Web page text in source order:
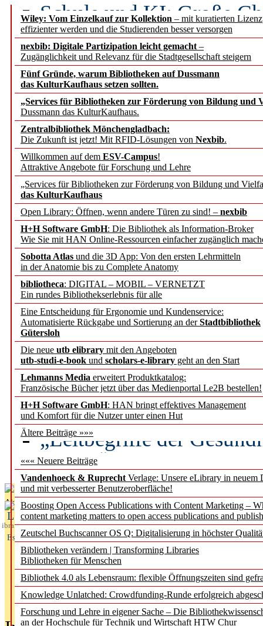
Wiley: Vom Einzelkauf zur Kollektion – mit kuratierten
effizienter werden und die Studierenden besser versorgen
nexbib: Digitale Partizipation leicht gemacht –
Zugänglichkeit und Relevanz für die Stadtgesellschaft steigern
Fünf Gründe, warum Bibliotheken auf Dussmann
das KulturKaufhaus setzen sollten.
„Services für Bibliotheken zur Förderung von Bildung und
Dussmann das KulturKaufhaus.
Zentralbibliothek Mönchengladbach:
Die Zukunft ist jetzt! Mit RFID-Lösungen von Nexbib.
Willkommen auf dem ESV-Campus!
Attraktive Angebote für Forschung und Lehre
„Services für Bibliotheken zur Förderung von Bildung und
das KulturKaufhaus
Open Library: Öffnen, wenn andere Türen zu sind! – nexbib
H+H Software GmbH: Die Bibliothek als Information-Broker
Wie Sie mit HAN Online-Ressourcen einfacher zugänglich
Sobotta Atlas und die 3D App: Von den ersten Lehrmitteln
in der Anatomie bis zu Complete Anatomy
bibliotheca: DIGITAL – MOBIL – VERNETZT
Ein rundes Bibliothekserlebnis für alle
Eine Entscheidung für Ergonomie und Kundenservice:
Automatisierte Rückgabe und Sortierung an derStadtbibliothek
Gütersloh
Die neue utb elibrary mit den Angeboten
utb-studi-e-book und scholars-e-library geht an den Start
Lehmanns Media erweitert Produktkatalog:
Französische Bücher jetzt über das Medienportal Le2B bestellen!
H+H Software GmbH: HAN bringt effektives Management
und Komfort für die Nutzer unter einen Hut
Ältere Beiträge »»»
««« Neuere Beiträge
Vandenhoeck & Ruprecht Verlage: Unsere eLibrary in neuem
und mit verbesserter Benutzeroberfläche!
Boosting Open Access Publications with Content Marketing –
content marketing matters to open access publications and
Zeutschel Buchscanner OS Q: Digitalisierung in höchster
Bibliotheken verändern | Transforming Libraries
Bibliotheken für Menschen
Bibliothek 4.0 als Lebensraum: flexible Öffnungszeiten sind
Knowledge Unlatched: Crowdfunding-Runde erfolgreich
Forschung und Lehre in eigener Sache – Die
an der Hochschule für Technik und Wirtschaft HTW Chur
Schule und KI: Große
Voraussetzungen
Erfolgreiches erstes
Segment Research –
angepasst
konstruktiv!
Mohr Siebeck
und die Zeitschrift für
Francke Attempto
EBSCO Information
Recherchefunktionen in
Sorbisches Institut neu
Geschichte und
Künstliche Intelligenz
besser zu verstehen
„Leitbegriffe der
des BIÖG erscheinen
Aktuelles aus
L
ibrary
Essentials